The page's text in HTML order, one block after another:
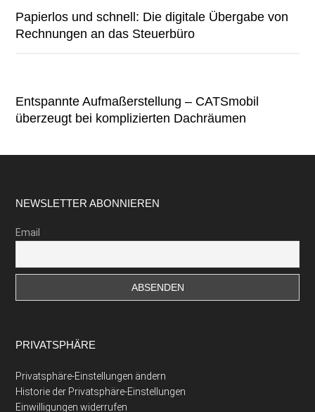
Papierlos und schnell: Die digitale Übergabe von
Rechnungen an das Steuerbüro
Entspannte Aufmaßerstellung – CATSmobil
überzeugt bei komplizierten Dachräumen
Footer
NEWSLETTER ABONNIEREN
Email
PRIVATSPHÄRE
Privatsphäre-Einstellungen ändern
Historie der Privatsphäre-Einstellungen
Einwilligungen widerrufen